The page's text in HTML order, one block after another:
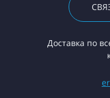
Доставка по